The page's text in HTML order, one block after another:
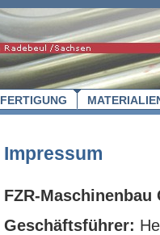
FERTIGUNG
Impressum
FZR-Maschinenbau
Geschäftsführer: